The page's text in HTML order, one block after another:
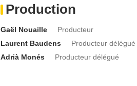
Production
Gaël Nouaille
Producteur
Laurent Baudens
Producteur délégué
Adrià Monés
Producteur délégué